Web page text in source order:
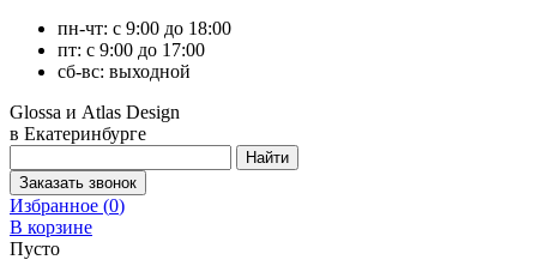
пн-чт: с 9:00 до 18:00
пт: с 9:00 до 17:00
сб-вс: выходной
Glossa и Atlas Design
в Екатеринбурге
Избранное (0)
В корзине
Пусто